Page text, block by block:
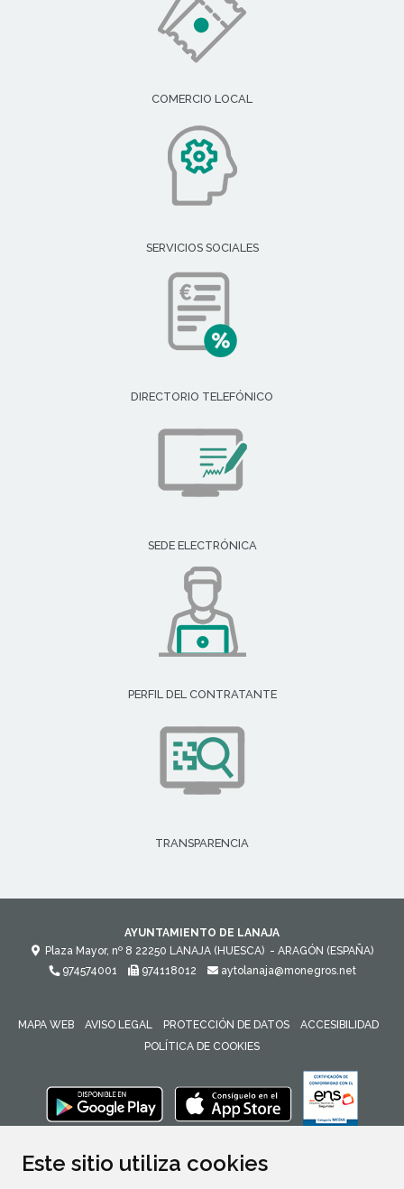
Este sitio utiliza cookies
COMERCIO LOCAL
SERVICIOS SOCIALES
DIRECTORIO TELEFÓNICO
SEDE ELECTRÓNICA
PERFIL DEL CONTRATANTE
TRANSPARENCIA
AYUNTAMIENTO DE LANAJA
Plaza Mayor, nº 8 22250 LANAJA (HUESCA) - ARAGÓN (ESPAÑA)
974574001
974118012 aytolanaja@monegros.net
MAPA WEB AVISO LEGAL PROTECCIÓN DE DATOS
ACCESIBILIDAD
POLÍTICA DE COOKIES